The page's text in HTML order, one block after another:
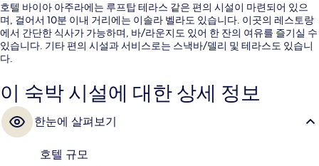
호텔 바이아 아주라에는 루프탑 테라스 같은 편의 시설이 마련되어 있으
며, 걸어서 10분 이내 거리에는 이솔라 벨라도 있습니다. 이곳의 레스토랑
에서 간단한 식사가 가능하며, 바/라운지도 있어 한 잔의 여유를 즐기실 수
있습니다. 기타 편의 시설과 서비스로는 스낵바/델리 및 테라스도 있습니
다.
이 숙박 시설에 대한 상세 정보
한눈에 살펴보기
호텔 규모